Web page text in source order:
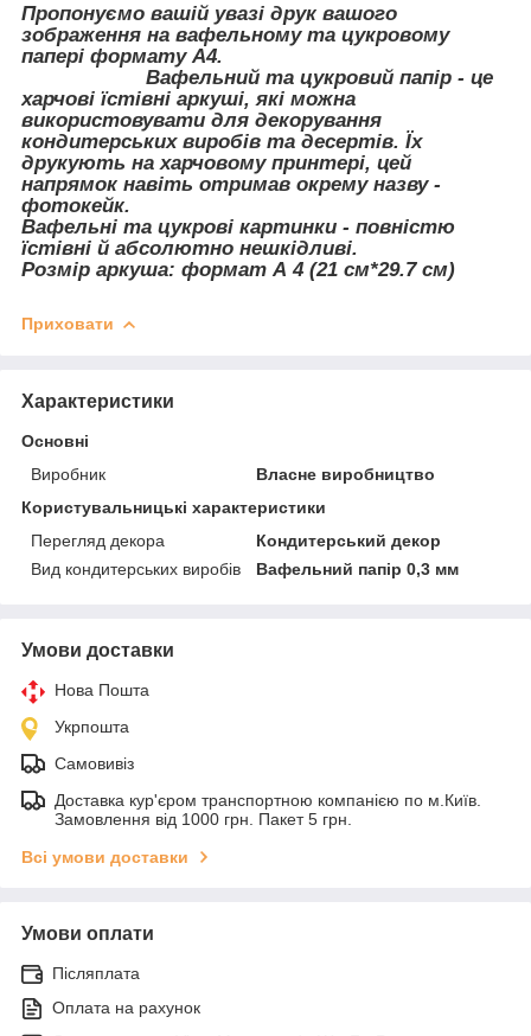
Пропонуємо вашій увазі друк вашого
зображення на вафельному та цукровому
папері формату А4.
Вафельний та цукровий папір - це
харчові їстівні аркуші, які можна
використовувати для декорування
кондитерських виробів та десертів. Їх
друкують на харчовому принтері, цей
напрямок навіть отримав окрему назву -
фотокейк.
Вафельні та цукрові картинки - повністю
їстівні й абсолютно нешкідливі.
Розмір аркуша: формат А 4 (21 см*29.7 см)
Приховати
Характеристики
Основні
Виробник
Власне виробництво
Користувальницькі характеристики
Перегляд декора
Кондитерський декор
Вид кондитерських виробів
Вафельний папір 0,3 мм
Умови доставки
Нова Пошта
Укрпошта
Самовивіз
Доставка кур'єром транспортною компанією по м.Київ.
Замовлення від 1000 грн. Пакет 5 грн.
Всі умови доставки
Умови оплати
Післяплата
Оплата на рахунок